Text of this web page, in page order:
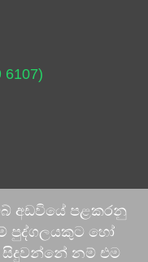
6107)
අඩවියේ පළකරනු
පුද්ගලයකුට හෝ
සිදුවන්නේ නම් එම